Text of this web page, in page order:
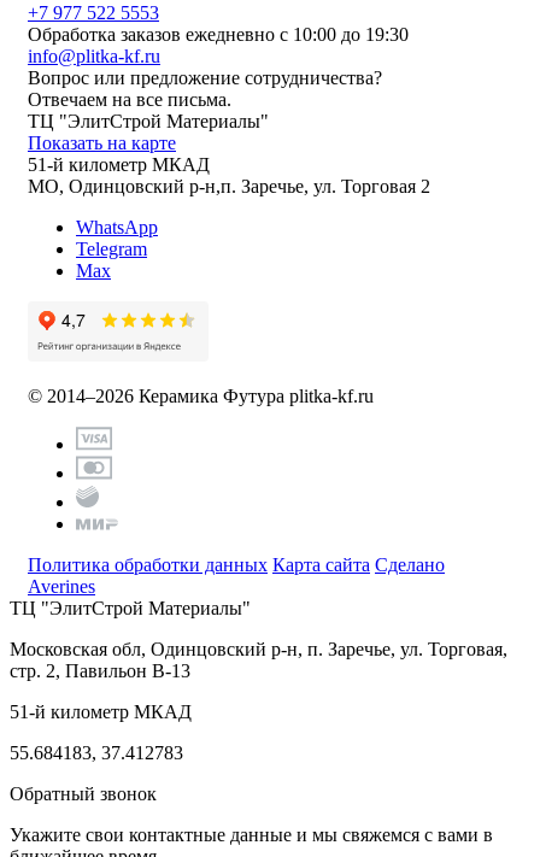
+7 977 522 5553
Обработка заказов ежедневно с 10:00 до 19:30
info@plitka-kf.ru
Вопрос или предложение сотрудничества?
Отвечаем на все письма.
ТЦ "ЭлитСтрой Материалы"
Показать на карте
51-й километр МКАД
МО, Одинцовский р-н,п. Заречье, ул. Торговая 2
WhatsApp
Telegram
Max
© 2014–2026 Керамика Футура plitka-kf.ru
Политика обработки данных Карта сайта Сделано
Averines
ТЦ "ЭлитСтрой Материалы"
Московская обл, Одинцовский р-н, п. Заречье, ул. Торговая,
стр. 2, Павильон В-13
51-й километр МКАД
55.684183, 37.412783
Обратный звонок
Укажите свои контактные данные и мы свяжемся с вами в